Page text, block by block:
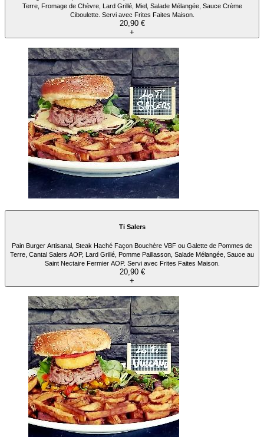
Terre, Fromage de Chèvre, Lard Grillé, Miel, Salade Mélangée, Sauce Crème
Ciboulette. Servi avec Frites Faites Maison.
20,90 €
+
Ti Salers
Pain Burger Artisanal, Steak Haché Façon Bouchère VBF ou Galette de Pommes de
Terre, Cantal Salers AOP, Lard Grillé, Pomme Paillasson, Salade Mélangée, Sauce au
Saint Nectaire Fermier AOP. Servi avec Frites Faites Maison.
20,90 €
+